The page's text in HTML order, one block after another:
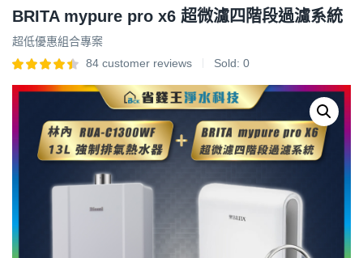
)
BRITA mypure pro x6 超微濾四階段過濾系統
超低優惠組合專案
84 customer reviews Sold: 0